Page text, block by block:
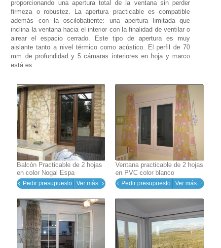
proporcionando una apertura total de la ventana sin perder
firmeza o robustez. La apertura practicable es compatible
además con la oscilobatiente: una apertura limitada que
inclina la ventana hacia el interior con la finalidad de ventilar o
airear el espacio cerrado. Este tipo de apertura es muy
aislante tanto a nivel térmico como acústico. El perfil de 70
mm de profundidad y 5 cámaras interiores en hoja y marco
está es
Balcón Practicable de 2 hojas
en color Nogal Espa
Pedir presupuesto Ver más
Ventana practicable de 2 hojas
en PVC color blanco
Pedir presupuesto Ver más